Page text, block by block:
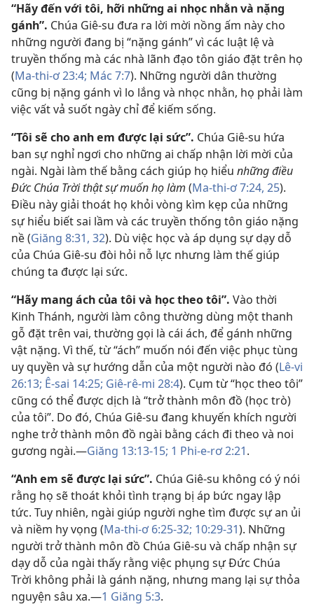
“Hãy đến với tôi, hỡi những ai nhọc nhằn và nặng
gánh”. Chúa Giê-su đưa ra lời mời nồng ấm này cho
những người đang bị “nặng gánh” vì các luật lệ và
truyền thống mà các nhà lãnh đạo tôn giáo đặt trên họ
(Ma-thi-ơ 23:4; Mác 7:7). Những người dân thường
cũng bị nặng gánh vì lo lắng và nhọc nhằn, họ phải làm
việc vất vả suốt ngày chỉ để kiếm sống.
“Tôi sẽ cho anh em được lại sức”. Chúa Giê-su hứa
ban sự nghỉ ngơi cho những ai chấp nhận lời mời của
ngài. Ngài làm thế bằng cách giúp họ hiểu những điều
Đức Chúa Trời thật sự muốn họ làm (Ma-thi-ơ 7:24, 25).
Điều này giải thoát họ khỏi vòng kìm kẹp của những
sự hiểu biết sai lầm và các truyền thống tôn giáo nặng
nề (Giăng 8:31, 32). Dù việc học và áp dụng sự dạy dỗ
của Chúa Giê-su đòi hỏi nỗ lực nhưng làm thế giúp
chúng ta được lại sức.
“Hãy mang ách của tôi và học theo tôi”. Vào thời
Kinh Thánh, người làm công thường dùng một thanh
gỗ đặt trên vai, thường gọi là cái ách, để gánh những
vật nặng. Vì thế, từ “ách” muốn nói đến việc phục tùng
uy quyền và sự hướng dẫn của một người nào đó (Lê-vi
26:13; Ê-sai 14:25; Giê-rê-mi 28:4). Cụm từ “học theo tôi”
cũng có thể được dịch là “trở thành môn đồ (học trò)
của tôi”. Do đó, Chúa Giê-su đang khuyến khích người
nghe trở thành môn đồ ngài bằng cách đi theo và noi
gương ngài.​—Giăng 13:13-15; 1 Phi-e-rơ 2:21.
“Anh em sẽ được lại sức”. Chúa Giê-su không có ý nói
rằng họ sẽ thoát khỏi tình trạng bị áp bức ngay lập
tức. Tuy nhiên, ngài giúp người nghe tìm được sự an ủi
và niềm hy vọng (Ma-thi-ơ 6:25-32; 10:29-31). Những
người trở thành môn đồ Chúa Giê-su và chấp nhận sự
dạy dỗ của ngài thấy rằng việc phụng sự Đức Chúa
Trời không phải là gánh nặng, nhưng mang lại sự thỏa
nguyện sâu xa.—1 Giăng 5:3.